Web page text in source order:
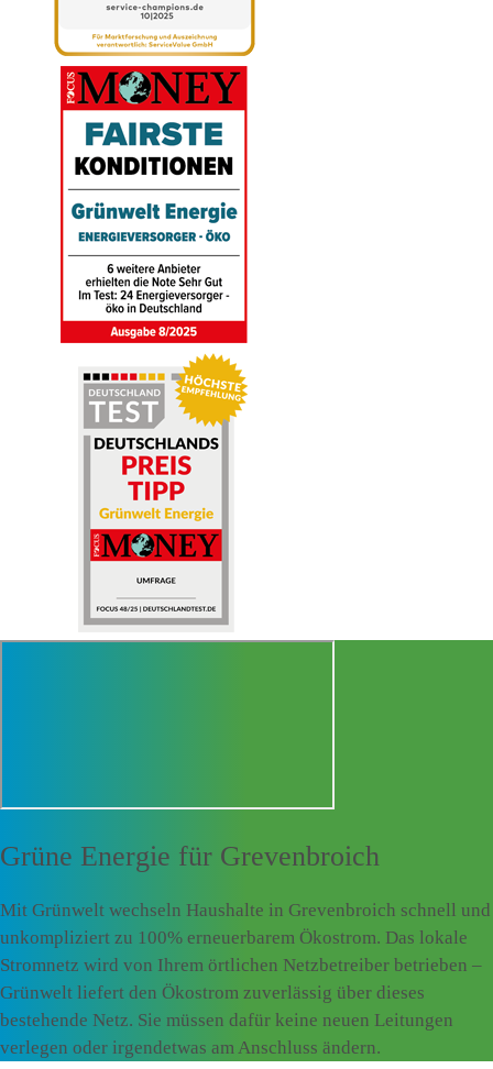
Grüne Energie für Grevenbroich
Mit Grünwelt wechseln Haushalte in Grevenbroich schnell und
unkompliziert zu 100% erneuerbarem Ökostrom. Das lokale
Stromnetz wird von Ihrem örtlichen Netzbetreiber betrieben –
Grünwelt liefert den Ökostrom zuverlässig über dieses
bestehende Netz. Sie müssen dafür keine neuen Leitungen
verlegen oder irgendetwas am Anschluss ändern.